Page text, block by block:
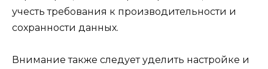
учесть требования к производительности и
сохранности данных.
Внимание также следует уделить настройке и